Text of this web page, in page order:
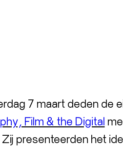
7 maart deden de
Film & the Digital
presenteerden het